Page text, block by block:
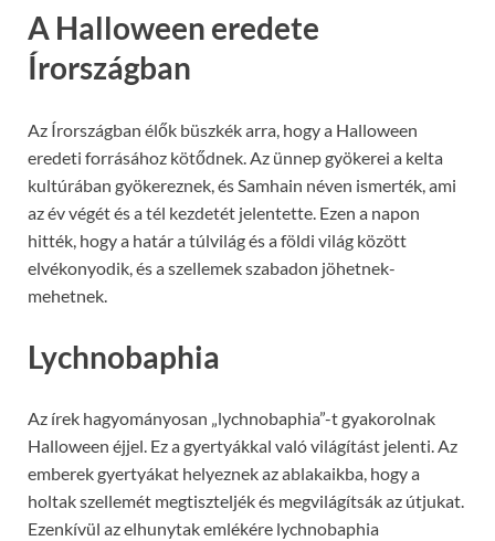
A Halloween eredete
Írországban
Az Írországban élők büszkék arra, hogy a Halloween
eredeti forrásához kötődnek. Az ünnep gyökerei a kelta
kultúrában gyökereznek, és Samhain néven ismerték, ami
az év végét és a tél kezdetét jelentette. Ezen a napon
hitték, hogy a határ a túlvilág és a földi világ között
elvékonyodik, és a szellemek szabadon jöhetnek-
mehetnek.
Lychnobaphia
Az írek hagyományosan „lychnobaphia”-t gyakorolnak
Halloween éjjel. Ez a gyertyákkal való világítást jelenti. Az
emberek gyertyákat helyeznek az ablakaikba, hogy a
holtak szellemét megtiszteljék és megvilágítsák az útjukat.
Ezenkívül az elhunytak emlékére lychnobaphia